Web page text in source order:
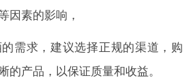
因素的影响，
需求，建议选择正规的渠道，购
的产品，以保证质量和收益。